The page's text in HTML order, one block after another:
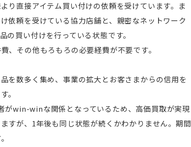
り直接アイテム買い付けの依頼を受けています。ま
依頼を受けている協力店舗と、親密なネットワーク
の買い付けを行っている状態です。
、その他もろもろの必要経費が不要です。
を数多く集め、事業の拡大とお客さまからの信用を
。
がwin-winな関係となっているため、高価買取が実現
すが、1年後も同じ状態が続くかわかりません。期間